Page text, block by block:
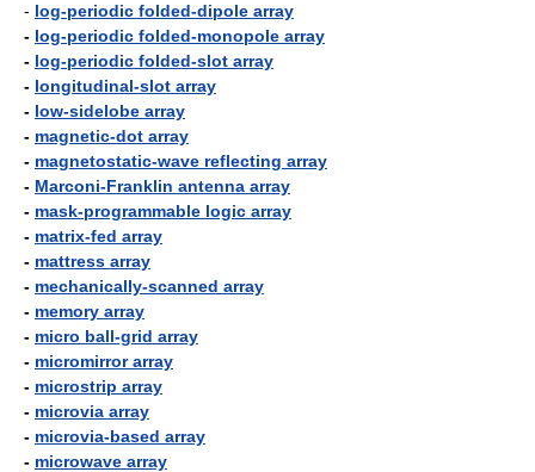
- log-periodic folded-dipole array
- log-periodic folded-monopole array
- log-periodic folded-slot array
- longitudinal-slot array
- low-sidelobe array
- magnetic-dot array
- magnetostatic-wave reflecting array
- Marconi-Franklin antenna array
- mask-programmable logic array
- matrix-fed array
- mattress array
- mechanically-scanned array
- memory array
- micro ball-grid array
- micromirror array
- microstrip array
- microvia array
- microvia-based array
- microwave array